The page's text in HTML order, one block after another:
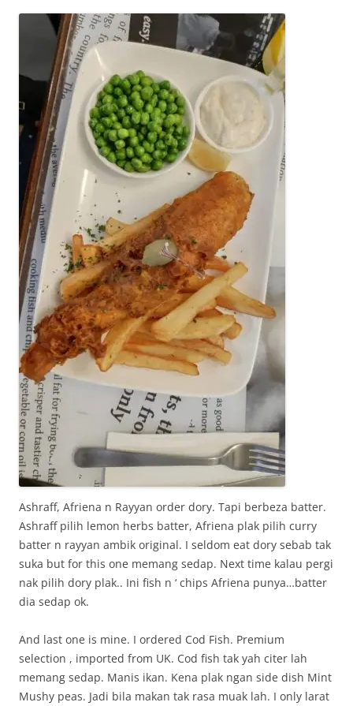
Ashraff, Afriena n Rayyan order dory. Tapi berbeza batter.
Ashraff pilih lemon herbs batter, Afriena plak pilih curry
batter n rayyan ambik original. I seldom eat dory sebab tak
suka but for this one memang sedap. Next time kalau pergi
nak pilih dory plak.. Ini fish n ‘ chips Afriena punya…batter
dia sedap ok.
And last one is mine. I ordered Cod Fish. Premium
selection , imported from UK. Cod fish tak yah citer lah
memang sedap. Manis ikan. Kena plak ngan side dish Mint
Mushy peas. Jadi bila makan tak rasa muak lah. I only larat